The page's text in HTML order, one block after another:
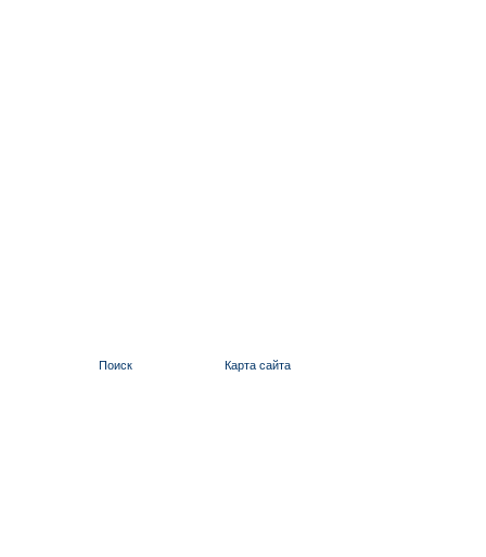
Поиск Карта сайта